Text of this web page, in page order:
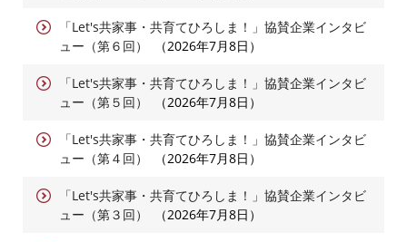
「Let's共家事・共育てひろしま！」協賛企業インタビ
ュー（第６回）
2026年7月8日
「Let's共家事・共育てひろしま！」協賛企業インタビ
ュー（第５回）
2026年7月8日
「Let's共家事・共育てひろしま！」協賛企業インタビ
ュー（第４回）
2026年7月8日
「Let's共家事・共育てひろしま！」協賛企業インタビ
ュー（第３回）
2026年7月8日